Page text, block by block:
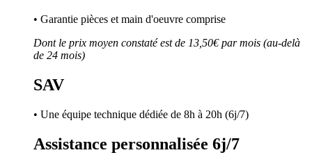
• Garantie pièces et main d'oeuvre comprise
Dont le prix moyen constaté est de 13,50€ par mois (au-delà
de 24 mois)
SAV
• Une équipe technique dédiée de 8h à 20h (6j/7)
Assistance personnalisée 6j/7